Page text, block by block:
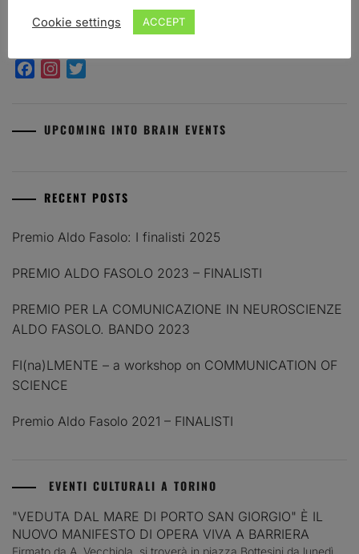
FacebookInstagram
UPCOMING INTO BRAIN EVENTS
RECENT POSTS
Premio Aldo Fasolo: I finalisti 2025
PREMIO ALDO FASOLO 2023 – FINALISTI
PREMIO PER LA COMUNICAZIONE IN NEUROSCIENZE
ALDO FASOLO. BANDO 2023
FI(na)LMENTE – a workshop on COMMUNICATION OF
SCIENCE
Premio Aldo Fasolo 2021 – FINALISTI
EVENTI CULTURALI A TORINO
"VEDUTA DAL MARE DI PORTO SAN GIORGIO" È IL
NUOVO MANIFESTO DI OPERA VIVA A BARRIERA
Firmato da A. Vecchiola, si troverà in piazza Bottesini da lunedì
Cookie settings ACCEPT